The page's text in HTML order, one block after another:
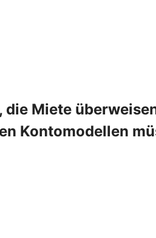
die Miete
Kontomodellen